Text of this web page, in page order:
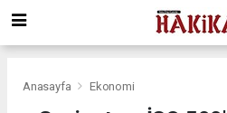
Anasayfa Ekonomi